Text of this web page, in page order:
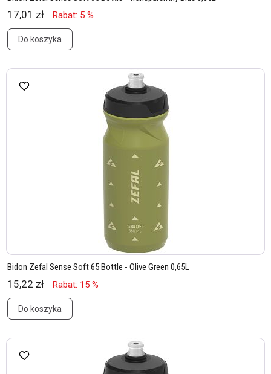
17,01 zł Rabat: 5 %
Do koszyka
Bidon Zefal Sense Soft 65 Bottle - Olive Green 0,65L
15,22 zł Rabat: 15 %
Do koszyka